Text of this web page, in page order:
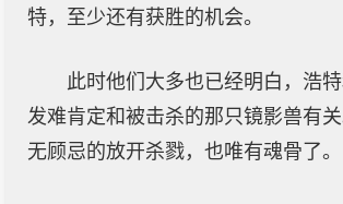
特，至少还有获胜的机会。
此时他们大多也已经明白，浩
发难肯定和被击杀的那只镜影兽有
无顾忌的放开杀戮，也唯有魂骨了。